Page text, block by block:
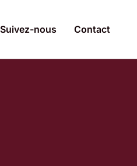
Suivez-nous Contact